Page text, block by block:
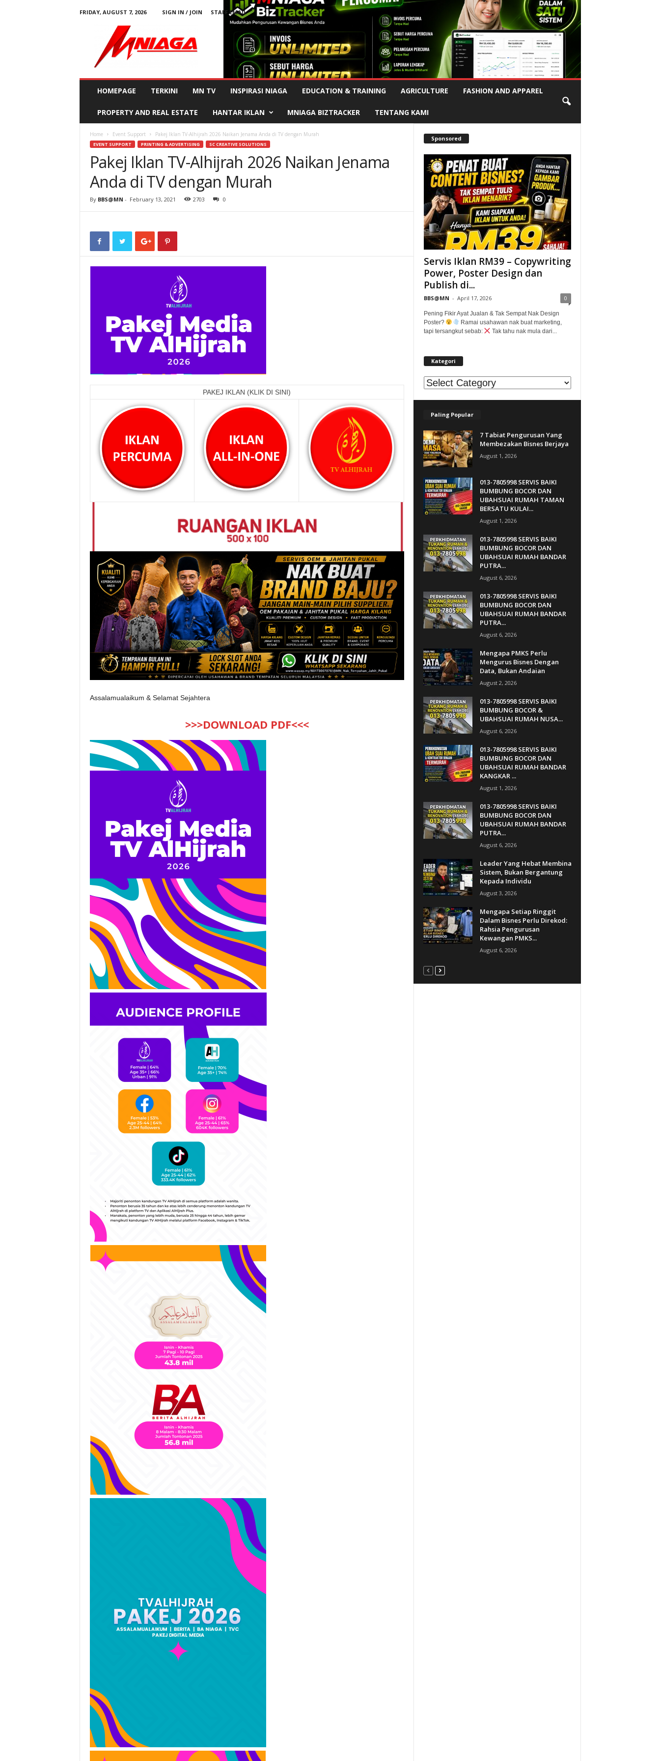
FRIDAY, AUGUST 7, 2026 SIGN IN / JOIN STAFF EMAIL
Advertisement
HOMEPAGE TERKINI MN TV INSPIRASI NIAGA EDUCATION & TRAINING AGRICULTURE FASHION AND APPAREL
PROPERTY AND REAL ESTATE HANTAR IKLAN MNIAGA BIZTRACKER TENTANG KAMI
Home Event Support Pakej Iklan TV-Alhijrah 2026 Naikan Jenama Anda di TV dengan Murah
EVENT SUPPORT PRINTING & ADVERTISING SC CREATIVE SOLUTIONS
Pakej Iklan TV-Alhijrah 2026 Naikan Jenama
Anda di TV dengan Murah
By BBS@MN - February 13, 2021 2703 0
PAKEJ IKLAN (KLIK DI SINI)
Assalamualaikum & Selamat Sejahtera
>>>DOWNLOAD PDF<<<
Sponsored
Servis Iklan RM39 – Copywriting
Power, Poster Design dan
Publish di...
BBS@MN - April 17, 2026 0
Pening Fikir Ayat Jualan & Tak Sempat Nak Design
Poster?
Ramai usahawan nak buat marketing,
tapi tersangkut sebab:
Tak tahu nak mula dari...
Kategori
Kategori
Paling Popular
7 Tabiat Pengurusan Yang
Membezakan Bisnes Berjaya
August 1, 2026
013-7805998 SERVIS BAIKI
BUMBUNG BOCOR DAN
UBAHSUAI RUMAH TAMAN
BERSATU KULAI...
August 1, 2026
013-7805998 SERVIS BAIKI
BUMBUNG BOCOR DAN
UBAHSUAI RUMAH BANDAR
PUTRA...
August 6, 2026
013-7805998 SERVIS BAIKI
BUMBUNG BOCOR DAN
UBAHSUAI RUMAH BANDAR
PUTRA...
August 6, 2026
Mengapa PMKS Perlu
Mengurus Bisnes Dengan
Data, Bukan Andaian
August 2, 2026
013-7805998 SERVIS BAIKI
BUMBUNG BOCOR &
UBAHSUAI RUMAH NUSA...
August 6, 2026
013-7805998 SERVIS BAIKI
BUMBUNG BOCOR DAN
UBAHSUAI RUMAH BANDAR
KANGKAR ...
August 1, 2026
013-7805998 SERVIS BAIKI
BUMBUNG BOCOR DAN
UBAHSUAI RUMAH BANDAR
PUTRA...
August 6, 2026
Leader Yang Hebat Membina
Sistem, Bukan Bergantung
Kepada Individu
August 3, 2026
Mengapa Setiap Ringgit
Dalam Bisnes Perlu Direkod:
Rahsia Pengurusan
Kewangan PMKS...
August 6, 2026